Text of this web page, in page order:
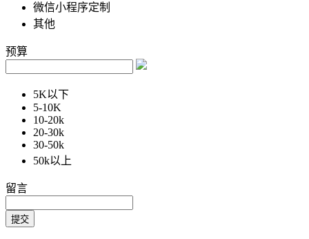
微信小程序定制
其他
预算
5K以下
5-10K
10-20k
20-30k
30-50k
50k以上
留言